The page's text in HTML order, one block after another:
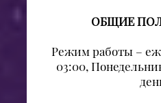
ОБЩИЕ
Режим работы –
03:00,